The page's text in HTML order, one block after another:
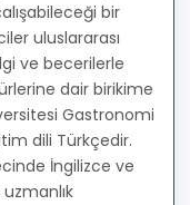
bir
uluslararası
ve becerilerle
dair birikime
Gastronomi
dili Türkçedir.
İngilizce ve